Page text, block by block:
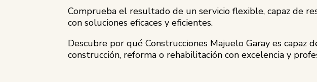
Comprueba el resultado de un servicio flexible, capaz de
con soluciones eficaces y eficientes.
Descubre por qué Construcciones Majuelo Garay es capaz
construcción, reforma o rehabilitación con excelencia y